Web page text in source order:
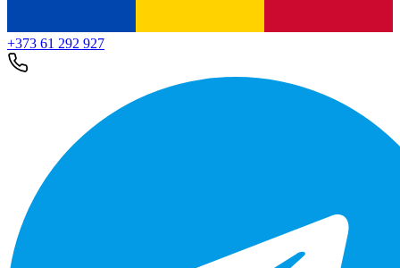
+373 61 292 927